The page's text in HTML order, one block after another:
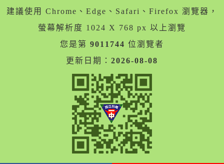
建議使用 Chrome、Edge、Safari、Firefox 瀏覽器，
螢幕解析度 1024 X 768 px 以上瀏覽
您是第 9011744 位瀏覽者
更新日期： 2026-08-08